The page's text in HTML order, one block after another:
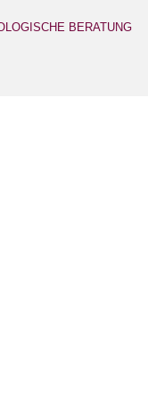
BERATUNG